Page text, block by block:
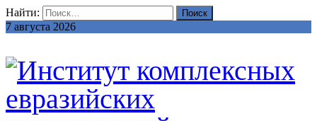
Найти:
7 августа 2026